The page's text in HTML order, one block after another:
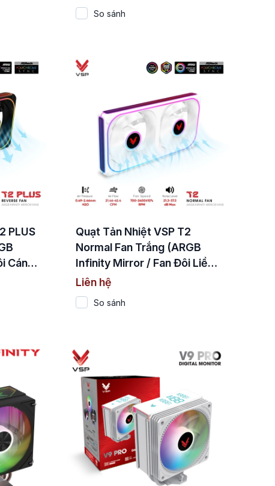
So sánh
PLUS
Cánh
Quạt Tản Nhiệt VSP T2
Normal Fan Trắng (ARGB
Infinity Mirror / Fan Đôi Liền
Khối)
Liên hệ
So sánh